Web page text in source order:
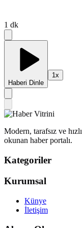
1 dk
Haberi Dinle
1x
Modern, tarafsız ve
okunan haber portalı.
Kategoriler
Kurumsal
Künye
İletişim